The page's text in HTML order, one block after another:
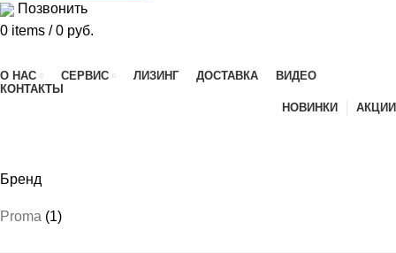
Позвонить
0 items / 0 руб.
О НАС СЕРВИС ЛИЗИНГ ДОСТАВКА
ВИДЕО
КОНТАКТЫ
НОВИНКИ
АКЦИИ
Бренд
Proma (1)